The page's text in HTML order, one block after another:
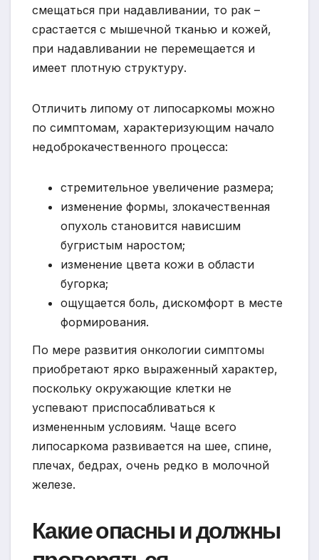
смещаться при надавливании, то рак –
срастается с мышечной тканью и кожей,
при надавливании не перемещается и
имеет плотную структуру.
Отличить липому от липосаркомы можно
по симптомам, характеризующим начало
недоброкачественного процесса:
стремительное увеличение размера;
изменение формы, злокачественная
опухоль становится нависшим
бугристым наростом;
изменение цвета кожи в области
бугорка;
ощущается боль, дискомфорт в месте
формирования.
По мере развития онкологии симптомы
приобретают ярко выраженный характер,
поскольку окружающие клетки не
успевают приспосабливаться к
измененным условиям. Чаще всего
липосаркома развивается на шее, спине,
плечах, бедрах, очень редко в молочной
железе.
Какие опасны и должны